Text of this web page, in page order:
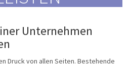
Unternehmen
Druck von allen Seiten. Bestehende